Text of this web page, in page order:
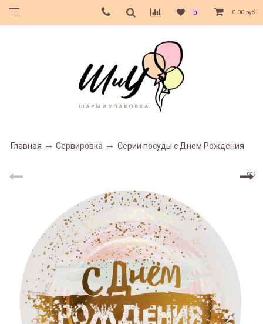
0 0.00 руб
Главная Сервировка Серии посуды с Днем Рождения